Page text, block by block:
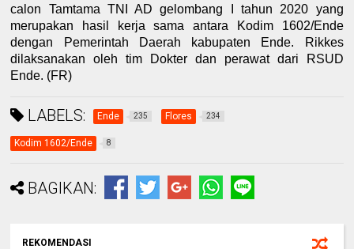
calon Tamtama TNI AD gelombang I tahun 2020 yang
merupakan hasil kerja sama antara Kodim 1602/Ende
dengan Pemerintah Daerah kabupaten Ende. Rikkes
dilaksanakan oleh tim Dokter dan perawat dari RSUD
Ende. (FR)
LABELS: Ende 235 Flores 234
Kodim 1602/Ende 8
BAGIKAN:
REKOMENDASI